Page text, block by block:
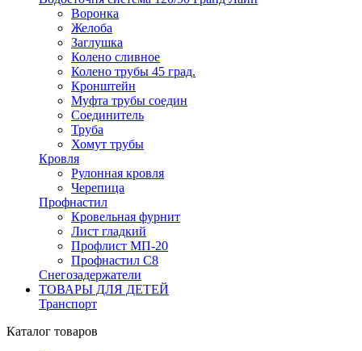
Воронка
Желоба
Заглушка
Колено сливное
Колено трубы 45 град.
Кронштейн
Муфта трубы соедин
Соединитель
Труба
Хомут трубы
Кровля
Рулонная кровля
Черепица
Профнастил
Кровельная фурнит
Лист гладкий
Профлист МП-20
Профнастил С8
Снегозадержатели
ТОВАРЫ ДЛЯ ДЕТЕЙ
Транспорт
Каталог товаров